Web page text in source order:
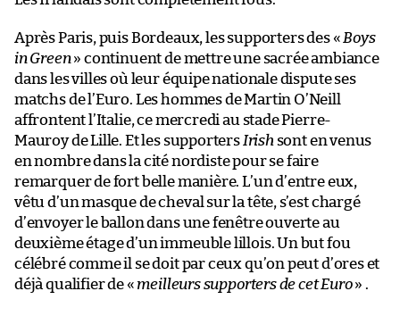
Après Paris, puis Bordeaux, les supporters des « Boys
in Green» continuent de mettre une sacrée ambiance
dans les villes où leur équipe nationale dispute ses
matchs de l’Euro. Les hommes de Martin O’Neill
affrontent l’Italie, ce mercredi au stade Pierre-
Mauroy de Lille. Et les supporters Irish sont en venus
en nombre dans la cité nordiste pour se faire
remarquer de fort belle manière. L’un d’entre eux,
vêtu d’un masque de cheval sur la tête, s’est chargé
d’envoyer le ballon dans une fenêtre ouverte au
deuxième étage d’un immeuble lillois. Un but fou
célébré comme il se doit par ceux qu’on peut d’ores et
déjà qualifier de « meilleurs supporters de cet Euro» .